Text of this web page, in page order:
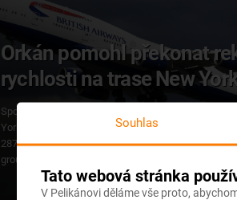
Orkán pomohl překonat
rychlosti na trase New
Společnost British Airways překonala rekord
Yorkem a Londýnem. Ze soboty na neděli dasáhlo
287 km/h. Naměřili ji na východním okraji ostrova
ground speed – rychlost naměřená na zemi.)
Souhlas
Tato webová stránka
V Pelikánovi děláme vše proto,